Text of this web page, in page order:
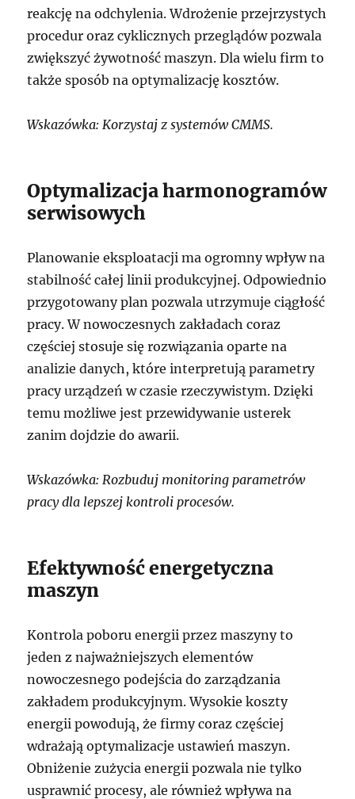
reakcję na odchylenia. Wdrożenie przejrzystych
procedur oraz cyklicznych przeglądów pozwala
zwiększyć żywotność maszyn. Dla wielu firm to
także sposób na optymalizację kosztów.
Wskazówka: Korzystaj z systemów CMMS.
Optymalizacja harmonogramów
serwisowych
Planowanie eksploatacji ma ogromny wpływ na
stabilność całej linii produkcyjnej. Odpowiednio
przygotowany plan pozwala utrzymuje ciągłość
pracy. W nowoczesnych zakładach coraz
częściej stosuje się rozwiązania oparte na
analizie danych, które interpretują parametry
pracy urządzeń w czasie rzeczywistym. Dzięki
temu możliwe jest przewidywanie usterek
zanim dojdzie do awarii.
Wskazówka: Rozbuduj monitoring parametrów
pracy dla lepszej kontroli procesów.
Efektywność energetyczna
maszyn
Kontrola poboru energii przez maszyny to
jeden z najważniejszych elementów
nowoczesnego podejścia do zarządzania
zakładem produkcyjnym. Wysokie koszty
energii powodują, że firmy coraz częściej
wdrażają optymalizacje ustawień maszyn.
Obniżenie zużycia energii pozwala nie tylko
usprawnić procesy, ale również wpływa na